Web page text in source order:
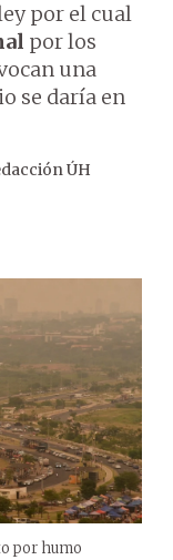
por el cual
por los
una
se daría en
ÚH
por humo